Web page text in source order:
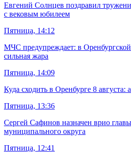
Евгений Солнцев поздравил
с вековым юбилеем
Пятница, 14:12
МЧС предупреждает: в Оренбургской
сильная жара
Пятница, 14:09
Куда сходить в Оренбурге 8 августа:
Пятница, 13:36
Сергей Сафинов назначен врио
муниципального округа
Пятница, 12:41